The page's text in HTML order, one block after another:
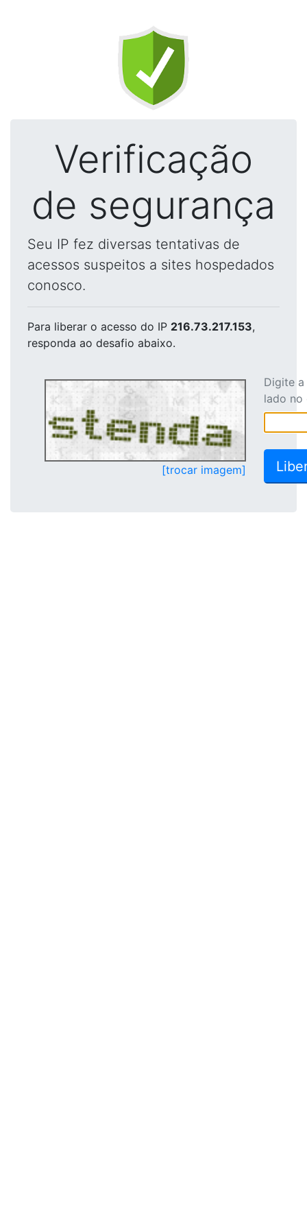
Verificação
de segurança
Seu IP fez diversas tentativas de
acessos suspeitos a sites hospedados
conosco.
Para liberar o acesso do IP 216.73.217.153,
responda ao desafio abaixo.
[trocar imagem]
Digite
lado no